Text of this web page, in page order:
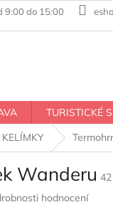
9:00 do 15:00
TURISTICKÉ
Wanderu
hodnocení